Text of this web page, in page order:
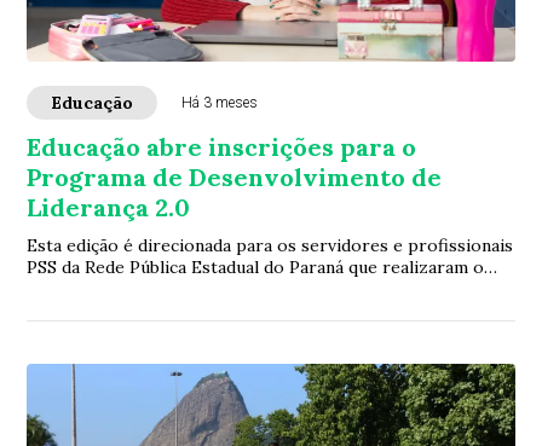
Educação Há 3 meses
Educação abre inscrições para o
Programa de Desenvolvimento de
Liderança 2.0
Esta edição é direcionada para os servidores e profissionais
PSS da Rede Pública Estadual do Paraná que realizaram o